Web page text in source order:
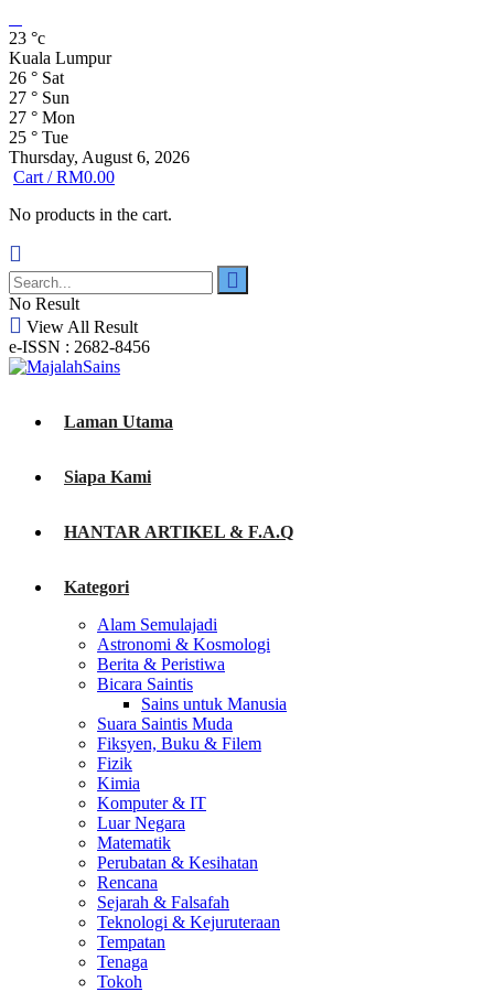
23 °c
Kuala Lumpur
26 ° Sat
27 ° Sun
27 ° Mon
25 ° Tue
Thursday, August 6, 2026
Cart /RM0.00
No products in the cart.
No Result
View All Result
e-ISSN : 2682-8456
Laman Utama
Siapa Kami
HANTAR ARTIKEL & F.A.Q
Kategori
Alam Semulajadi
Astronomi & Kosmologi
Berita & Peristiwa
Bicara Saintis
Sains untuk Manusia
Suara Saintis Muda
Fiksyen, Buku & Filem
Fizik
Kimia
Komputer & IT
Luar Negara
Matematik
Perubatan & Kesihatan
Rencana
Sejarah & Falsafah
Teknologi & Kejuruteraan
Tempatan
Tenaga
Tokoh